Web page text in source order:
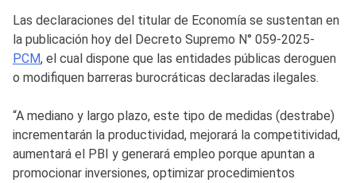
Las declaraciones del titular de Economía se sustentan en
la publicación hoy del Decreto Supremo N° 059-2025-
PCM, el cual dispone que las entidades públicas deroguen
o modifiquen barreras burocráticas declaradas ilegales.
“A mediano y largo plazo, este tipo de medidas (destrabe)
incrementarán la productividad, mejorará la competitividad,
aumentará el PBI y generará empleo porque apuntan a
promocionar inversiones, optimizar procedimientos